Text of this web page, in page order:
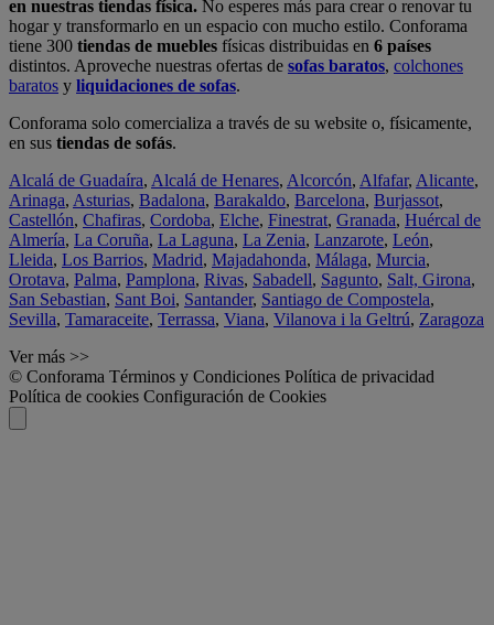
en nuestras tiendas física. No esperes más para crear o renovar tu
hogar y transformarlo en un espacio con mucho estilo. Conforama
tiene 300 tiendas de muebles físicas distribuidas en 6 países
distintos. Aproveche nuestras ofertas de sofas baratos, colchones
baratos y liquidaciones de sofas.
Conforama solo comercializa a través de su website o, físicamente,
en sus tiendas de sofás.
Alcalá de Guadaíra, Alcalá de Henares, Alcorcón, Alfafar, Alicante,
Arinaga, Asturias, Badalona, Barakaldo, Barcelona, Burjassot,
Castellón, Chafiras, Cordoba, Elche, Finestrat, Granada, Huércal de
Almería, La Coruña, La Laguna, La Zenia, Lanzarote, León,
Lleida, Los Barrios, Madrid, Majadahonda, Málaga, Murcia,
Orotava, Palma, Pamplona, Rivas, Sabadell, Sagunto, Salt, Girona,
San Sebastian, Sant Boi, Santander, Santiago de Compostela,
Sevilla, Tamaraceite, Terrassa, Viana, Vilanova i la Geltrú, Zaragoza
Ver más >>
© Conforama Términos y Condiciones Política de privacidad
Política de cookies Configuración de Cookies